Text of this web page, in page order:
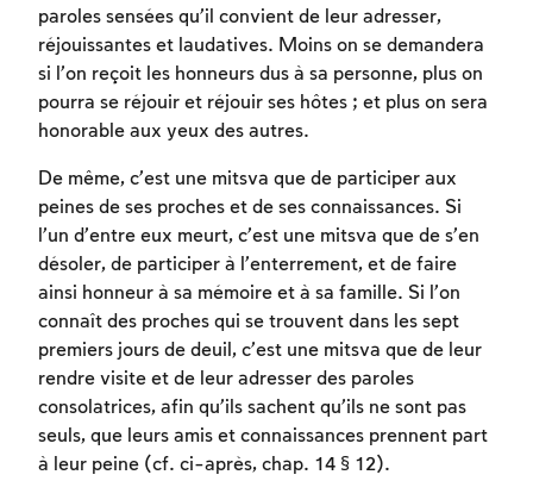
paroles sensées qu’il convient de leur adresser,
réjouissantes et laudatives. Moins on se demandera
si l’on reçoit les honneurs dus à sa personne, plus on
pourra se réjouir et réjouir ses hôtes ; et plus on sera
honorable aux yeux des autres.
De même, c’est une mitsva que de participer aux
peines de ses proches et de ses connaissances. Si
l’un d’entre eux meurt, c’est une mitsva que de s’en
désoler, de participer à l’enterrement, et de faire
ainsi honneur à sa mémoire et à sa famille. Si l’on
connaît des proches qui se trouvent dans les sept
premiers jours de deuil, c’est une mitsva que de leur
rendre visite et de leur adresser des paroles
consolatrices, afin qu’ils sachent qu’ils ne sont pas
seuls, que leurs amis et connaissances prennent part
à leur peine (cf. ci-après, chap. 14 § 12).
Inscription requise
Afin d'enregistrer ce que vous avez étudié,
vous devez vous connectez ou vous
inscrire.
Inscription Connexion